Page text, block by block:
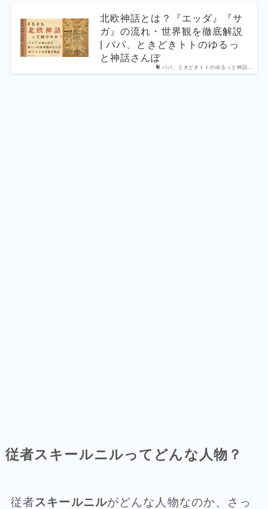
パパ、ときどきトトのゆるっと神話…
北欧神話とは？『エッダ』『サ
ガ』の流れ・世界観を徹底解説
| パパ、ときどきトトのゆるっ
と神話さんぽ
従者スキールニルってどんな人物？
従者スキールニルがどんな人物なのか、さっ